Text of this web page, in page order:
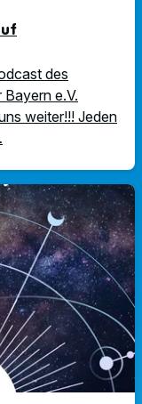
des
e.V.
weiter!!! Jeden